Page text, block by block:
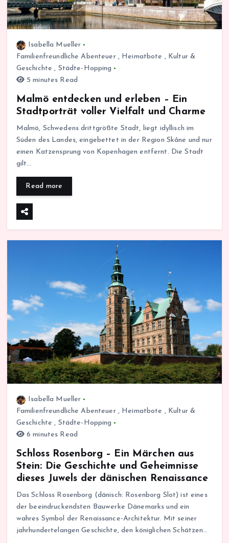
Isabella Mueller
Familienfreundliche Abenteuer, Heimatbote , Kultur &
Geschichte , Städte-Hopping
5 minutes Read
Malmö entdecken und erleben – Ein
Stadtporträt voller Vielfalt und Charme
Malmö, Schwedens drittgrößte Stadt, liegt idyllisch im
Süden des Landes, eingebettet in der Region Skåne und nur
einen Katzensprung von Kopenhagen entfernt. Die Stadt
gilt…
Read more
Isabella Mueller
Familienfreundliche Abenteuer, Heimatbote , Kultur &
Geschichte , Städte-Hopping
6 minutes Read
Schloss Rosenborg – Ein Märchen aus
Stein: Die Geschichte und Geheimnisse
dieses Juwels der dänischen Renaissance
Das Schloss Rosenborg (dänisch: Rosenborg Slot) ist eines
der beeindruckendsten Bauwerke Dänemarks und ein
wahres Symbol der Renaissance-Architektur. Mit seiner
jahrhundertelangen Geschichte, den königlichen Schätzen…